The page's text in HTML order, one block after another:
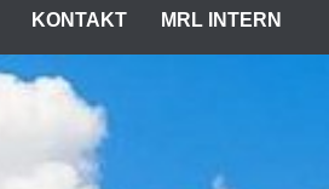
KONTAKT MRL INTERN